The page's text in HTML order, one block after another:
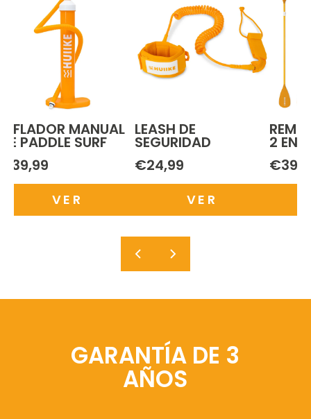
INFLADOR MANUAL
DE PADDLE SURF
€39,99
VER
LEASH DE
SEGURIDAD
€24,99
VER
2 EN 1
GARANTÍA DE 3
AÑOS